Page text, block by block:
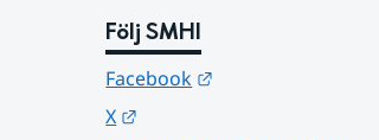
Följ SMHI
Facebook
X